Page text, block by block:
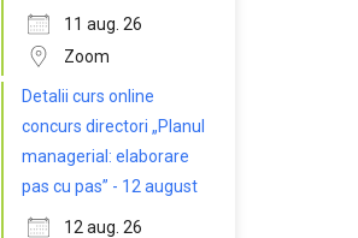
11 aug. 26
Zoom
Detalii curs online
concurs directori „Planul
managerial: elaborare
pas cu pas” - 12 august
12 aug. 26